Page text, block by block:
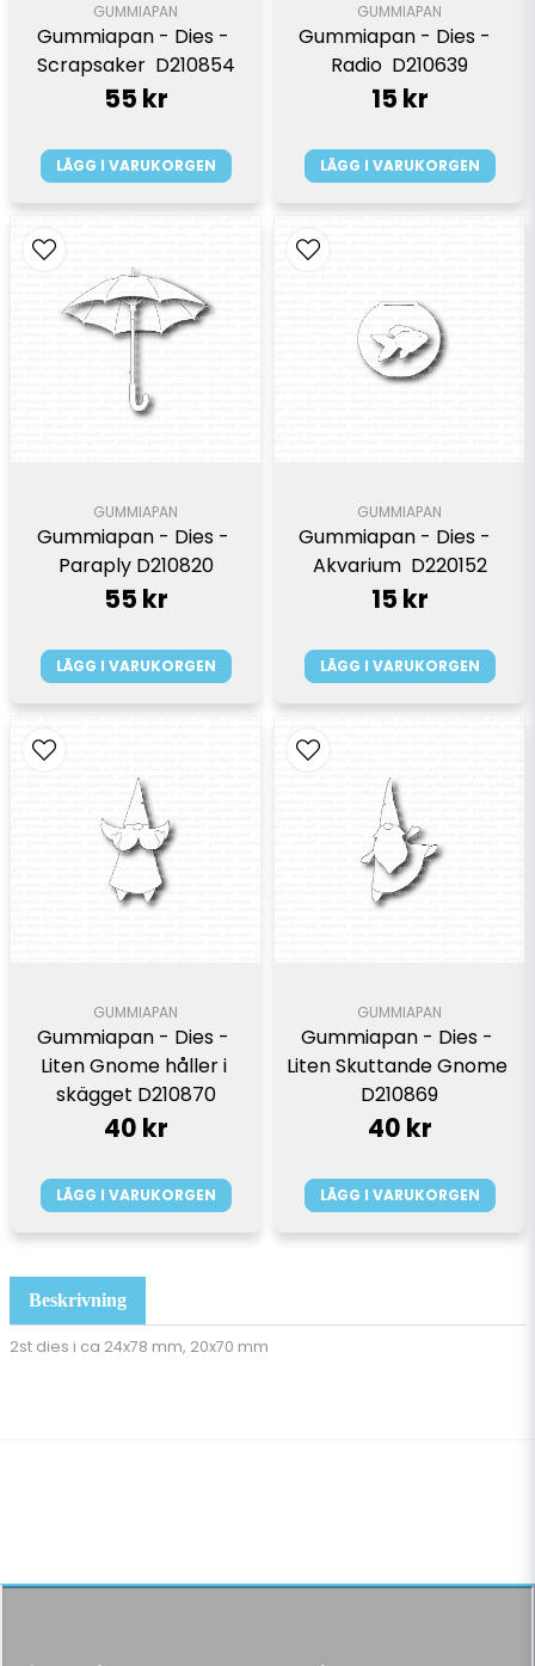
Beskrivning
2st dies i ca 24x78 mm, 20x70 mm
GUMMIAPAN
Gummiapan - Dies -
Scrapsaker  D210854
55 kr
LÄGG I VARUKORGEN
GUMMIAPAN
Gummiapan - Dies -
Radio  D210639
15 kr
LÄGG I VARUKORGEN
GUMMIAPAN
Gummiapan - Dies -
Paraply D210820
55 kr
LÄGG I VARUKORGEN
GUMMIAPAN
Gummiapan - Dies -
Akvarium  D220152
15 kr
LÄGG I VARUKORGEN
GUMMIAPAN
Gummiapan - Dies -
Liten Gnome håller i
skägget D210870
40 kr
LÄGG I VARUKORGEN
GUMMIAPAN
Gummiapan - Dies -
Liten Skuttande Gnome
D210869
40 kr
LÄGG I VARUKORGEN